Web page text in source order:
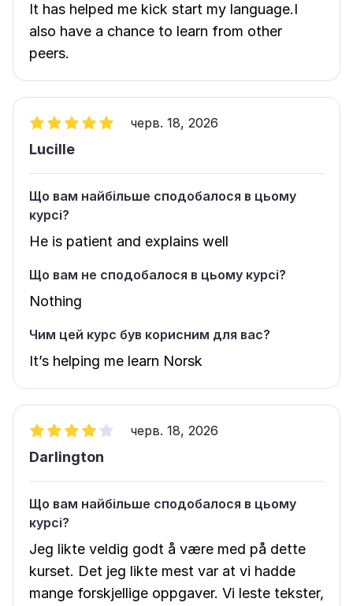
It has helped me kick start my language.I
also have a chance to learn from other
peers.
черв. 18, 2026
Lucille
Що вам найбільше сподобалося в цьому
курсі?
He is patient and explains well
Що вам не сподобалося в цьому курсі?
Nothing
Чим цей курс був корисним для вас?
It’s helping me learn Norsk
черв. 18, 2026
Darlington
Що вам найбільше сподобалося в цьому
курсі?
Jeg likte veldig godt å være med på dette
kurset. Det jeg likte mest var at vi hadde
mange forskjellige oppgaver. Vi leste tekster,